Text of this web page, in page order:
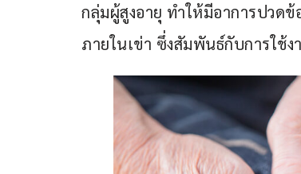
กลุ่มผู้สูงอายุ ทำให้มีอาการปวดข้
ภายในเข่า ซึ่งสัมพันธ์กับการใช้